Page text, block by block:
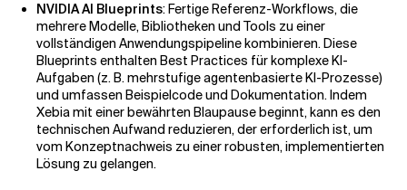
NVIDIA AI Blueprints: Fertige Referenz-Workflows, die
mehrere Modelle, Bibliotheken und Tools zu einer
vollständigen Anwendungspipeline kombinieren. Diese
Blueprints enthalten Best Practices für komplexe KI-
Aufgaben (z. B. mehrstufige agentenbasierte KI-Prozesse)
und umfassen Beispielcode und Dokumentation. Indem
Xebia mit einer bewährten Blaupause beginnt, kann es den
technischen Aufwand reduzieren, der erforderlich ist, um
vom Konzeptnachweis zu einer robusten, implementierten
Lösung zu gelangen.